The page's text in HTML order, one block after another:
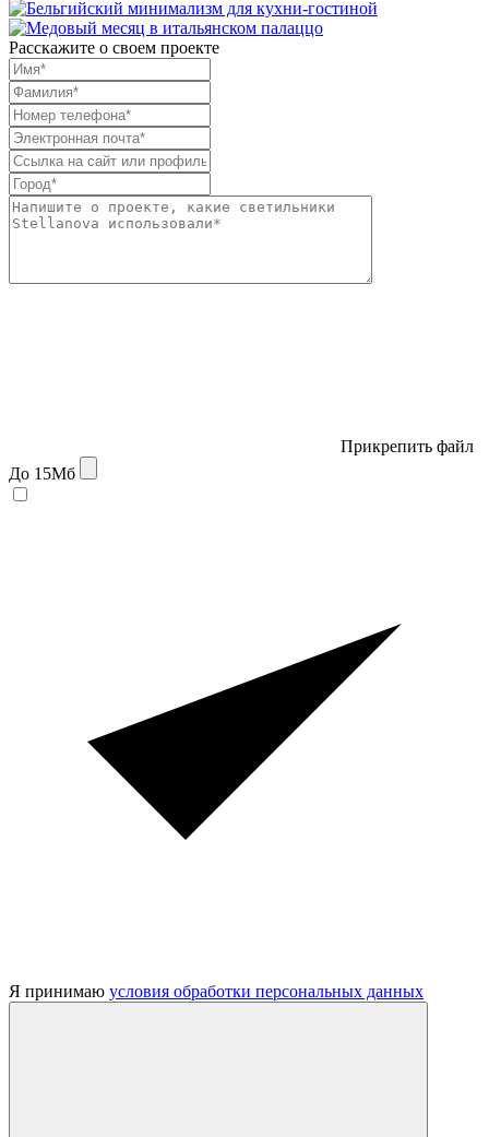
Расскажите о своем проекте
Прикрепить файл
До 15Мб
Я принимаю условия обработки персональных данных